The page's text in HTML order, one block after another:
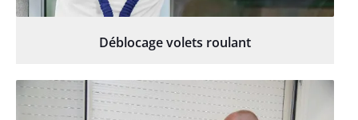
Déblocage volets roulant